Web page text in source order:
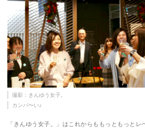
撮影：きんゆう女子。
カンパ〜い♪
「きんゆう女子。」はこれからももっともっと